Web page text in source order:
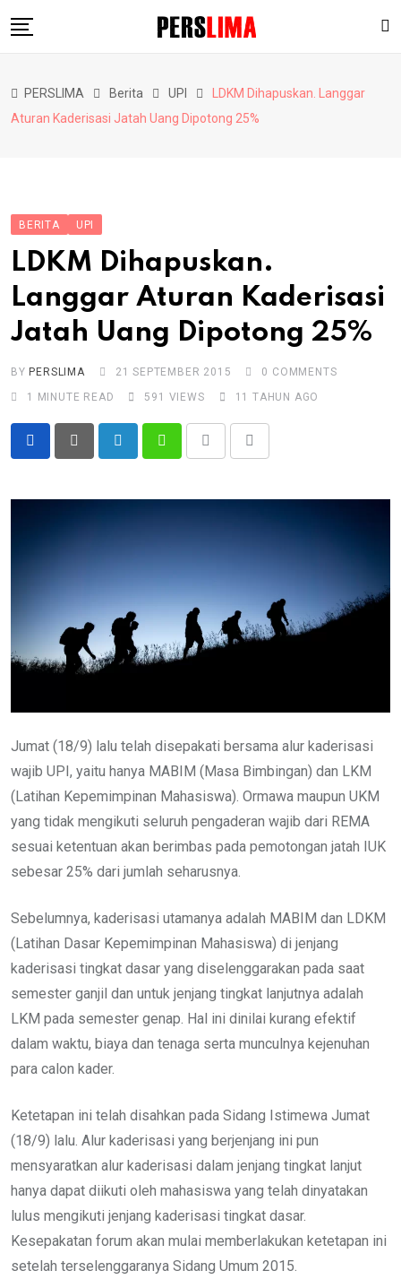
to
Pendidikan
PERSLIMA Berita UPI
LDKM Dihapuskan. Langgar
Aturan Kaderisasi Jatah Uang Dipotong 25%
BERITA UPI
LDKM Dihapuskan.
Langgar Aturan Kaderisasi
Jatah Uang Dipotong 25%
BY PERSLIMA 21 SEPTEMBER 2015 0 COMMENTS
1 MINUTE READ
591 VIEWS 11 TAHUN AGO
Email
Jumat (18/9) lalu telah disepakati bersama alur kaderisasi
wajib UPI, yaitu hanya MABIM (Masa Bimbingan) dan LKM
(Latihan Kepemimpinan Mahasiswa). Ormawa maupun UKM
yang tidak mengikuti seluruh pengaderan wajib dari REMA
sesuai ketentuan akan berimbas pada pemotongan jatah IUK
sebesar 25% dari jumlah seharusnya.
Sebelumnya, kaderisasi utamanya adalah MABIM dan LDKM
(Latihan Dasar Kepemimpinan Mahasiswa) di jenjang
kaderisasi tingkat dasar yang diselenggarakan pada saat
semester ganjil dan untuk jenjang tingkat lanjutnya adalah
LKM pada semester genap. Hal ini dinilai kurang efektif
dalam waktu, biaya dan tenaga serta munculnya kejenuhan
para calon kader.
Ketetapan ini telah disahkan pada Sidang Istimewa Jumat
(18/9) lalu. Alur kaderisasi yang berjenjang ini pun
mensyaratkan alur kaderisasi dalam jenjang tingkat lanjut
hanya dapat diikuti oleh mahasiswa yang telah dinyatakan
lulus mengikuti jenjang kaderisasi tingkat dasar.
Kesepakatan forum akan mulai memberlakukan ketetapan ini
setelah terselenggaranya Sidang Umum 2015.